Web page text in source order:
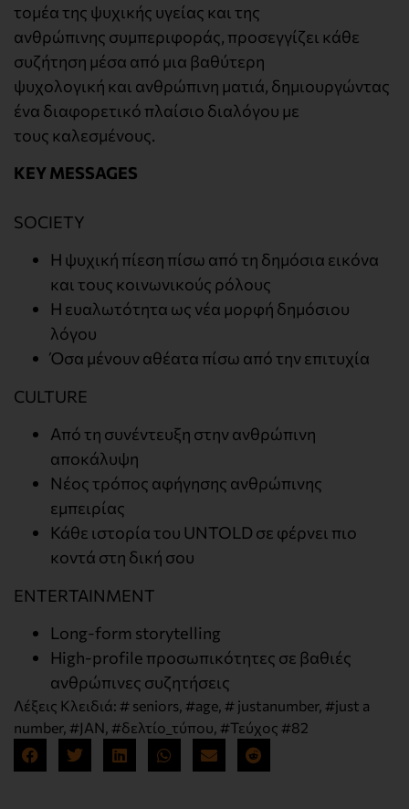
τομέα της ψυχικής υγείας και της
ανθρώπινης συμπεριφοράς, προσεγγίζει κάθε
συζήτηση μέσα από μια βαθύτερη
ψυχολογική και ανθρώπινη ματιά, δημιουργώντας
ένα διαφορετικό πλαίσιο διαλόγου με
τους καλεσμένους.
KEY MESSAGES
SOCIETY
Η ψυχική πίεση πίσω από τη δημόσια εικόνα
και τους κοινωνικούς ρόλους
Η ευαλωτότητα ως νέα μορφή δημόσιου
λόγου
Όσα μένουν αθέατα πίσω από την επιτυχία
CULTURE
Από τη συνέντευξη στην ανθρώπινη
αποκάλυψη
Νέος τρόπος αφήγησης ανθρώπινης
εμπειρίας
Κάθε ιστορία του UNTOLD σε φέρνει πιο
κοντά στη δική σου
ENTERTAINMENT
Long-form storytelling
High-profile προσωπικότητες σε βαθιές
ανθρώπινες συζητήσεις
Λέξεις Κλειδιά: # seniors, #age, # justanumber, #just a
number, #JAN, #δελτίο_τύπου, #Τεύχος #82